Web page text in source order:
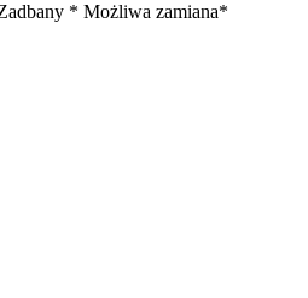
* Możliwa zamiana*